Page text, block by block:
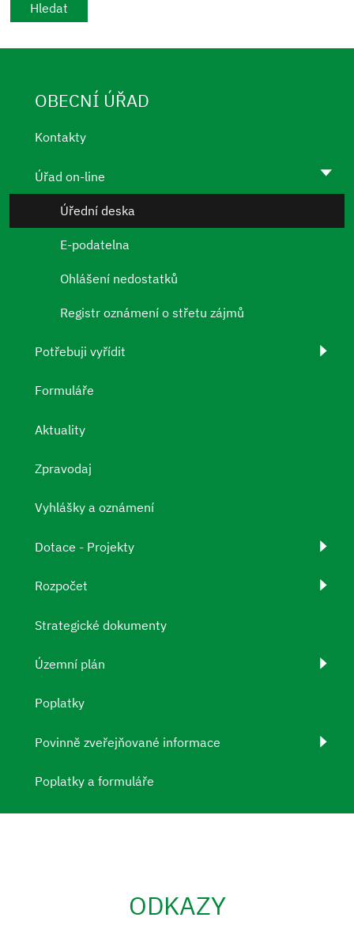
OBECNÍ ÚŘAD
Kontakty
Úřad on-line
Úřední deska
E-podatelna
Ohlášení nedostatků
Registr oznámení o střetu zájmů
Potřebuji vyřídit
Formuláře
Aktuality
Zpravodaj
Vyhlášky a oznámení
Dotace - Projekty
Rozpočet
Strategické dokumenty
Územní plán
Poplatky
Povinně zveřejňované informace
Poplatky a formuláře
ODKAZY